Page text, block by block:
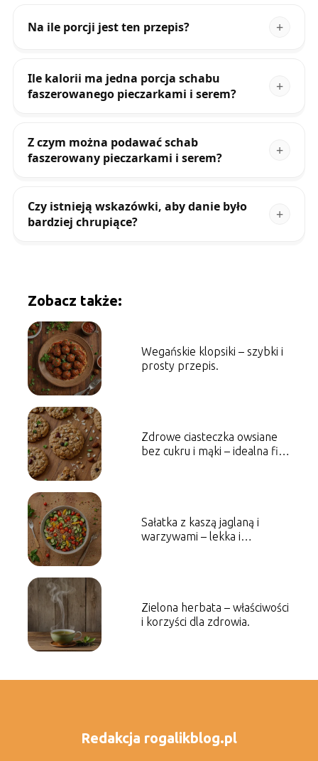
Na ile porcji jest ten przepis?
Ile kalorii ma jedna porcja schabu
faszerowanego pieczarkami i serem?
Z czym można podawać schab
faszerowany pieczarkami i serem?
Czy istnieją wskazówki, aby danie było
bardziej chrupiące?
Zobacz także:
Wegańskie klopsiki – szybki i
prosty przepis.
Zdrowe ciasteczka owsiane
bez cukru i mąki – idealna fit
Sałatka z kaszą jaglaną i
warzywami – lekka i
Zielona herbata – właściwości
i korzyści dla zdrowia.
Redakcja rogalikblog.pl